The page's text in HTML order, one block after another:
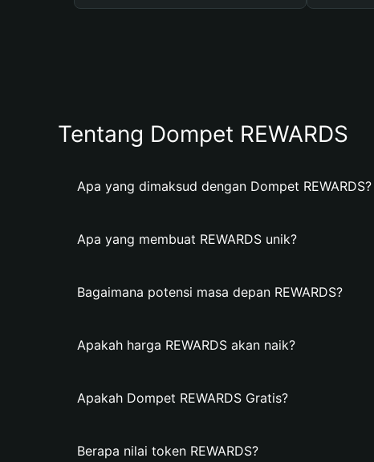
Tentang Dompet REWARDS
Apa yang dimaksud dengan Dompet REWARDS?
Apa yang membuat REWARDS unik?
Bagaimana potensi masa depan REWARDS?
Apakah harga REWARDS akan naik?
Apakah Dompet REWARDS Gratis?
Berapa nilai token REWARDS?